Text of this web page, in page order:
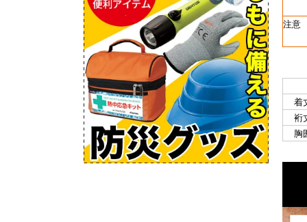
注意
着
裄
胸